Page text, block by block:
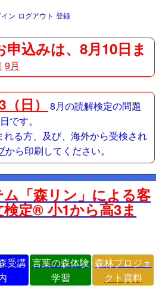
ン ログアウト 登録
込みは、8月10日ま
9月
日）
8月の読解検定の問題
です。
れる方、及び、海外から受検され
から印刷してください。
「森リン」による客
定® 小1から高3ま
受講 言葉の森体験
学習
森林プロジェ
クト資料